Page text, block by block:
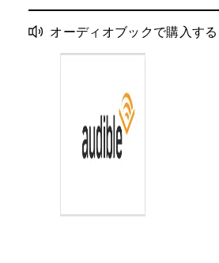
オーディオブックで購入する